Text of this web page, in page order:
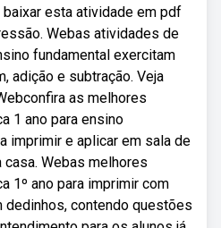
esta atividade em pdf
Webas atividades de
fundamental exercitam
adição e subtração. Veja
as melhores
1 ano para ensino
imprimir e aplicar em sala de
casa. Webas melhores
1º ano para imprimir com
contendo questões